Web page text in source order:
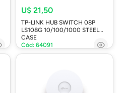
U$ 21,50
TP-LINK HUB SWITCH 08P
LS108G 10/100/1000 STEEL
CASE
Cód: 64091